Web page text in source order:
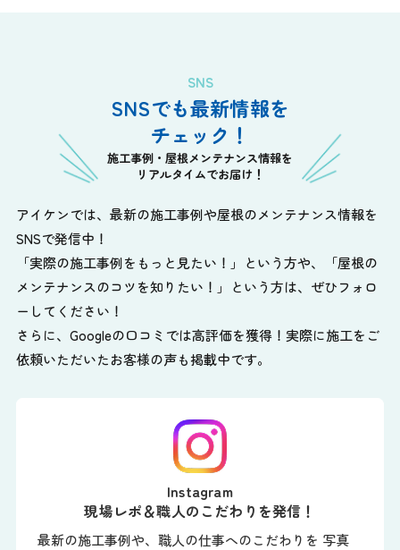
SNS
SNSでも最新情報を
チェック！
施工事例・屋根メンテナンス情報を
リアルタイムでお届け！
アイケンでは、最新の施工事例や屋根のメンテナンス情報を
SNSで発信中！
「実際の施工事例をもっと見たい！」という方や、
「屋根の
メンテナンスのコツを知りたい！」という方は、ぜひフォロ
ーしてください！
さらに、Googleの口コミでは高評価を獲得！実際に施工をご
依頼いただいたお客様の声も掲載中です。
Instagram
現場レポ＆職人のこだわりを発信！
最新の施工事例や、職人の仕事へのこだわりを 写真